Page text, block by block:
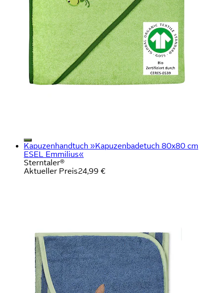
Kapuzenhandtuch »Kapuzenbadetuch 80x80 cm
ESEL Emmilius«
Sterntaler®
Aktueller Preis24,99 €